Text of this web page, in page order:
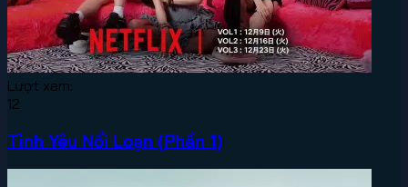
Lượt xem:
12
Tình Yêu Nổi Loạn (Phần 1)